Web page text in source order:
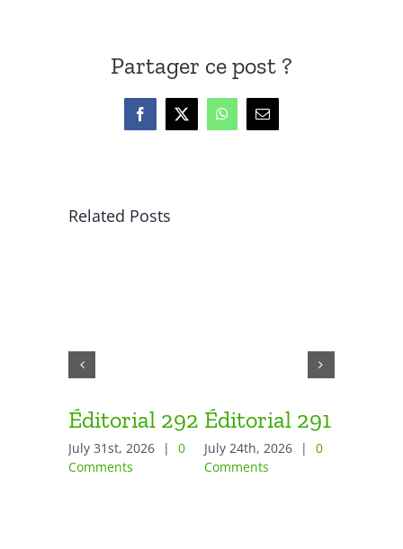
Partager ce post ?
Facebook
X WhatsAppEmail
Related Posts
Éditorial 292
July 31st, 2026 |
0
Comments
Éditorial 291
July 24th, 2026 |
0
Comments